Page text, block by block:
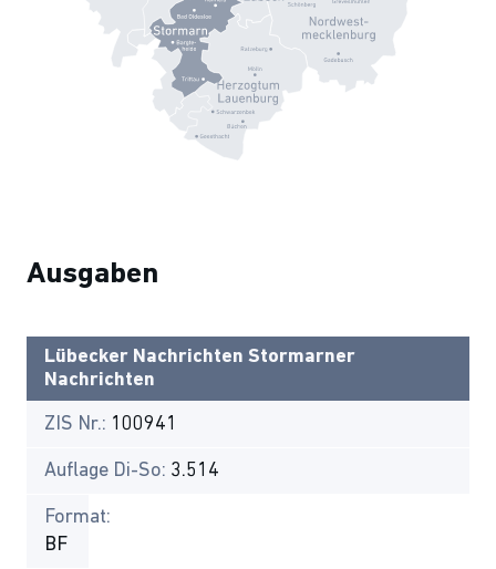
Ausgaben
Lübecker Nachrichten Stormarner
Nachrichten
ZIS Nr.: 100941
Auflage Di-So: 3.514
Format:
BF